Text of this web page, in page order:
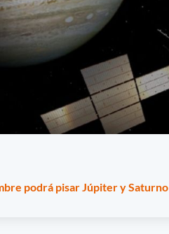
podrá pisar Júpiter y Saturno